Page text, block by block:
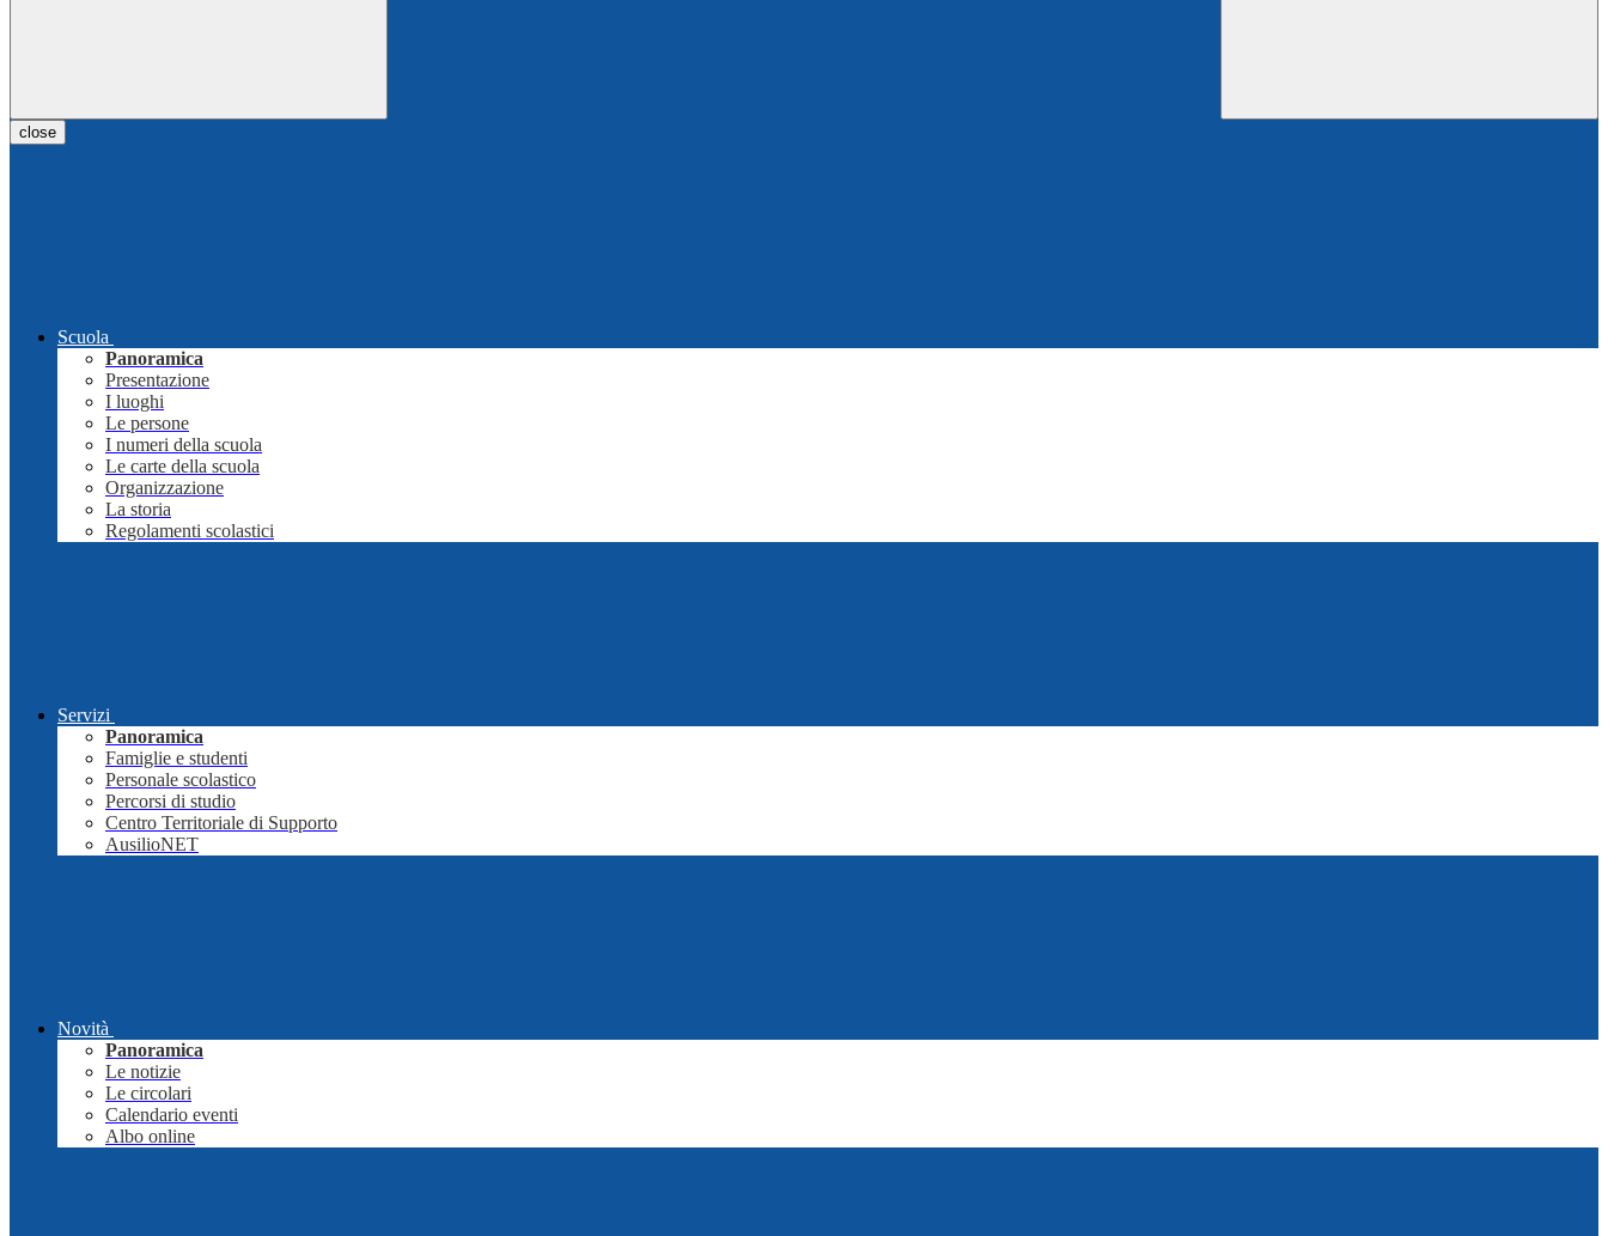
close
Scuola
Panoramica
Presentazione
I luoghi
Le persone
I numeri della scuola
Le carte della scuola
Organizzazione
La storia
Regolamenti scolastici
Servizi
Panoramica
Famiglie e studenti
Personale scolastico
Percorsi di studio
Centro Territoriale di Supporto
AusilioNET
Novità
Panoramica
Le notizie
Le circolari
Calendario eventi
Albo online